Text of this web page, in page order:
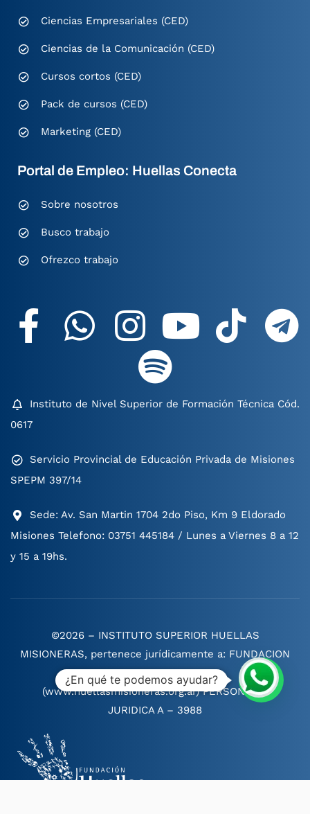
Ciencias Empresariales (CED)
Ciencias de la Comunicación (CED)
Cursos cortos (CED)
Pack de cursos (CED)
Marketing (CED)
Portal de Empleo: Huellas Conecta
Sobre nosotros
Busco trabajo
Ofrezco trabajo
Instituto de Nivel Superior de Formación Técnica Cód.
0617
Servicio Provincial de Educación Privada de Misiones
SPEPM 397/14
Sede: Av. San Martin 1704 2do Piso, Km 9 Eldorado
Misiones Telefono: 03751 445184 / Lunes a Viernes 8 a 12
y 15 a 19hs.
©2026 – INSTITUTO SUPERIOR HUELLAS
MISIONERAS, pertenece jurídicamente a: FUNDACION
HUELLAS MISIONERAS.
(www.huellasmisioneras.org.ar) PERSONERIA
JURIDICA A – 3988
¿En qué te podemos ayudar?